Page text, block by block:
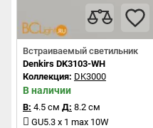
Встраиваемый светильник
Denkirs DK3103-WH
Коллекция: DK3000
В наличии
В: 4.5 см Д: 8.2 см
GU5.3 x 1 max 10W